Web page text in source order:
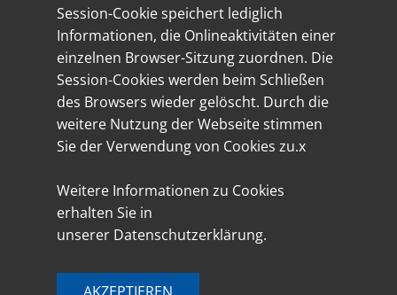
Social Media
Session-Cookie speichert lediglich
Informationen, die Onlineaktivitäten einer
einzelnen Browser-Sitzung zuordnen. Die
Session-Cookies werden beim Schließen
des Browsers wieder gelöscht. Durch die
weitere Nutzung der Webseite stimmen
Sie der Verwendung von Cookies zu.x
Weitere Informationen zu Cookies
erhalten Sie in
unserer Datenschutzerklärung.